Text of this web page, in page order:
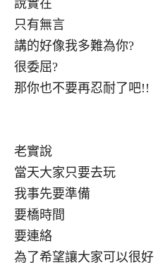
說實在
只有無言
講的好像我多難為你?
很委屈?
那你也不要再忍耐了吧!!
老實說
當天大家只要去玩
我事先要準備
要橋時間
要連絡
為了希望讓大家可以很好